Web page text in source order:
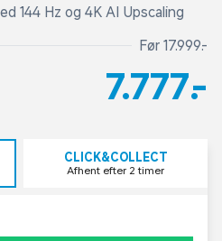
144 Hz og 4K AI Upscaling
Før 17.999,-
7.777,-
CLICK&COLLECT
Afhent efter 2 timer